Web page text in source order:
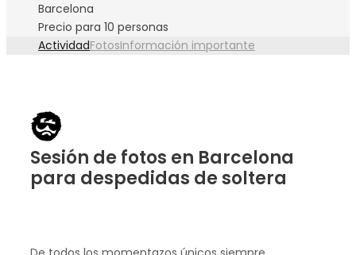
Barcelona
Precio para 10 personas
ActividadFotosInformación importante
Sesión de fotos en Barcelona
para despedidas de soltera